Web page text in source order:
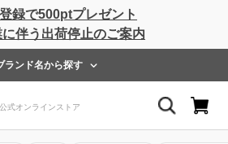
録で500ptプレゼント
伴う出荷停止のご案内
ランド名から探す